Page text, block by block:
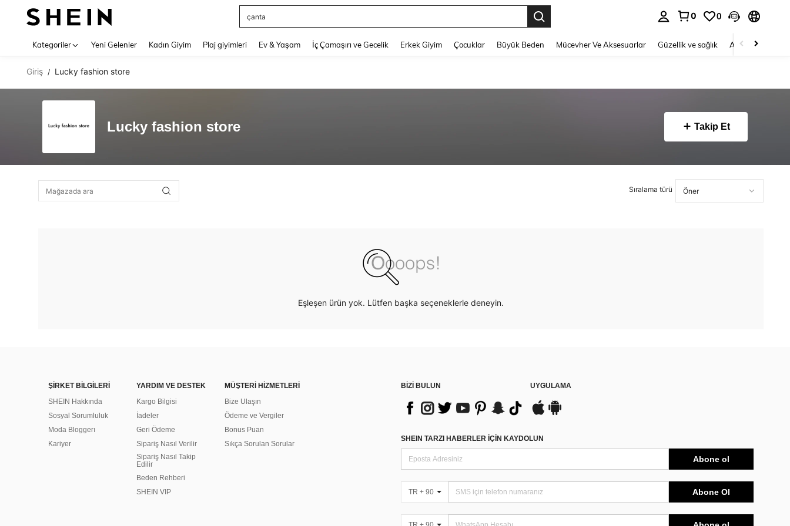
çanta
0 0
Kategoriler Yeni Gelenler Kadın Giyim Plaj giyimleri Ev & Yaşam İç Çamaşırı ve Gecelik Erkek Giyim Çocuklar Büyük Beden Mücevher Ve Aksesuarlar Güzellik ve sağlık Ayakkabı
Giriş / Lucky fashion store
Lucky fashion store Takip Et
Sıralama türü
Eşleşen ürün yok. Lütfen başka seçeneklerle deneyin.
ŞİRKET BİLGİLERİ
SHEIN Hakkında
Sosyal Sorumluluk
Moda Bloggerı
Kariyer
YARDIM VE DESTEK
Kargo Bilgisi
İadeler
Geri Ödeme
Sipariş Nasıl Verilir
Sipariş Nasıl Takip
Edilir
Beden Rehberi
SHEIN VIP
MÜŞTERİ HİZMETLERİ
Bize Ulaşın
Ödeme ve Vergiler
Bonus Puan
Sıkça Sorulan Sorular
BİZİ BULUN UYGULAMA
SHEIN TARZI HABERLER IÇIN KAYDOLUN
Abone ol
TR + 90 Abone Ol